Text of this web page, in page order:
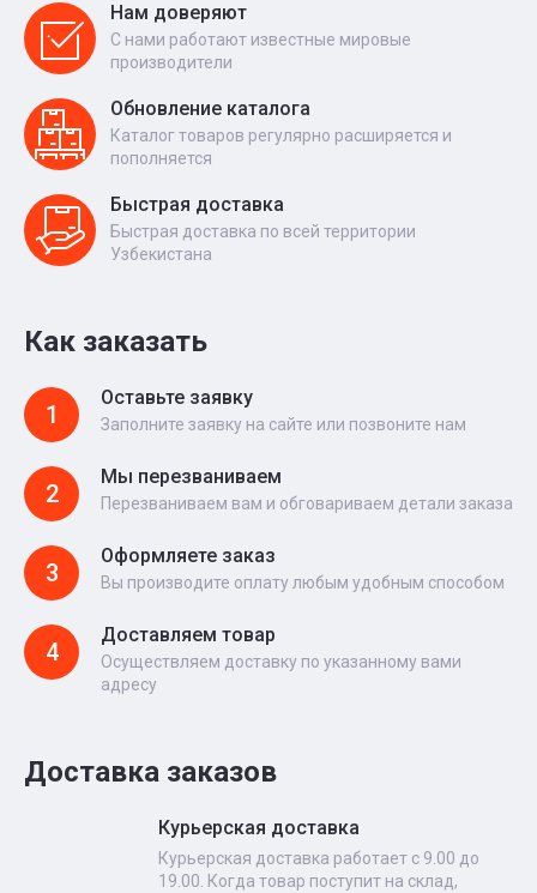
Нам доверяют
С нами работают известные мировые
производители
Обновление каталога
Каталог товаров регулярно расширяется и
пополняется
Быстрая доставка
Быстрая доставка по всей территории
Узбекистана
Как заказать
1
Оставьте заявку
Заполните заявку на сайте или позвоните нам
2
Мы перезваниваем
Перезваниваем вам и обговариваем детали заказа
3
Оформляете заказ
Вы производите оплату любым удобным способом
4
Доставляем товар
Осуществляем доставку по указанному вами
адресу
Доставка заказов
Курьерская доставка
Курьерская доставка работает с 9.00 до
19.00. Когда товар поступит на склад,